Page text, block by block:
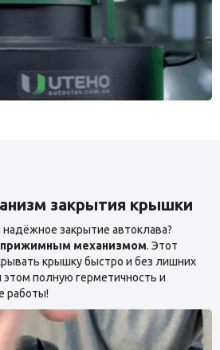
закрытия крышки
надёжное закрытие автоклава?
прижимным механизмом. Этот
крышку быстро и без лишних
этом полную герметичность и
работы!